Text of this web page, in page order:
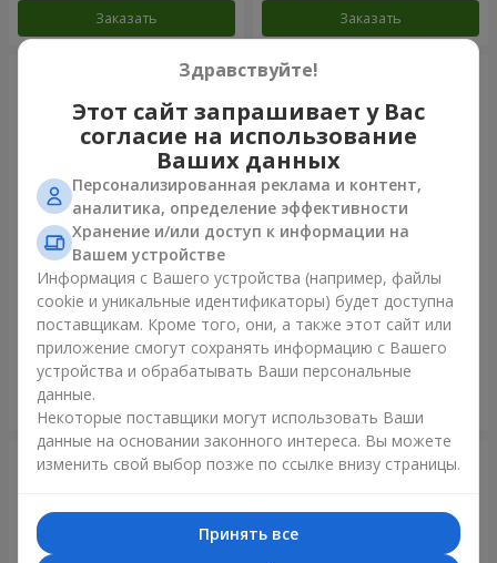
Заказать Заказать
Корзина "Ты прекрасна"
4 141 грн
Микс “Нежность” из 21 розы
2 066 грн
Здравствуйте!
Этот сайт запрашивает у Вас
согласие на использование
Ваших данных
Персонализированная реклама и контент,
аналитика, определение эффективности
Хранение и/или доступ к информации на
Вашем устройстве
Информация с Вашего устройства (например, файлы
cookie и уникальные идентификаторы) будет доступна
поставщикам. Кроме того, они, а также этот сайт или
приложение смогут сохранять информацию с Вашего
устройства и обрабатывать Ваши персональные
данные.
Некоторые поставщики могут использовать Ваши
данные на основании законного интереса. Вы можете
изменить свой выбор позже по ссылке внизу страницы.
Принять все